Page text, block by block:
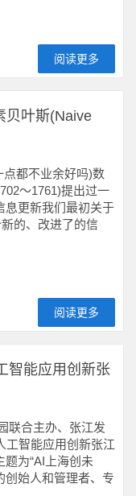
阅读更多
贝叶斯(Naive
都不业余好吗)数
～1761)提出过一
息更新我们最初关于
的、改进了的信
阅读更多
智能应用创新张
联合主办、张江发
工智能应用创新张江
为“AI上海创未
创始人和管理者、专